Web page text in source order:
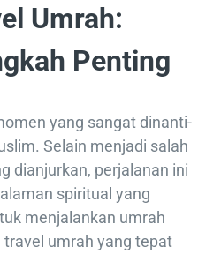
Umrah:
Penting
yang sangat dinanti-
Selain menjadi salah
dianjurkan, perjalanan ini
spiritual yang
menjalankan umrah
umrah yang tepat